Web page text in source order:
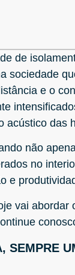
de
sociedade
e o
acústico das
não
no
e
vai abordar
SEMPRE